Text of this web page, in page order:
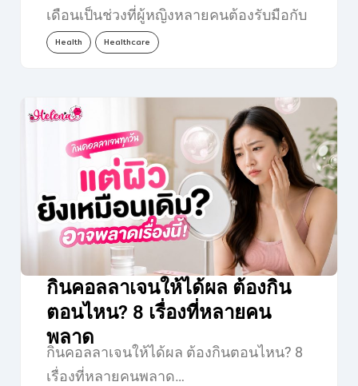
เดือนเป็นช่วงที่ผู้หญิงหลายคนต้องรับมือกับ
อาการไม่สบายตัว ไม่ว่าจะเป็นปวดท้อง
Health Healthcare
กินคอลลาเจนให้ได้ผล ต้องกิน
ตอนไหน? 8 เรื่องที่หลายคน
พลาด
กินคอลลาเจนให้ได้ผล ต้องกินตอนไหน? 8
เรื่องที่หลายคนพลาด…